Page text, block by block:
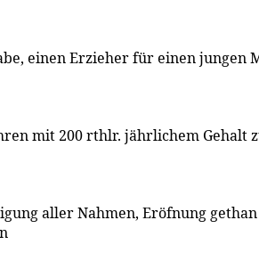
einen Erzieher für einen jungen
mit 200 rthlr. jährlichem Gehalt
aller Nahmen, Eröfnung